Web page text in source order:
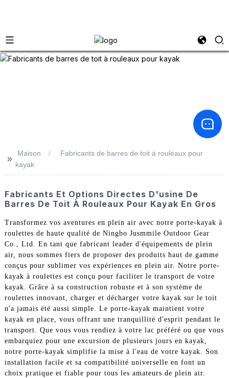
>> Maison
Fabricants de barres de toit à rouleaux pour
kayak
Fabricants Et Options Directes D'usine De
Barres De Toit À Rouleaux Pour Kayak En Gros
Transformez vos aventures en plein air avec notre porte-kayak à
roulettes de haute qualité de Ningbo Jusmmile Outdoor Gear
Co., Ltd. En tant que fabricant leader d'équipements de plein
air, nous sommes fiers de proposer des produits haut de gamme
conçus pour sublimer vos expériences en plein air. Notre porte-
kayak à roulettes est conçu pour faciliter le transport de votre
kayak. Grâce à sa construction robuste et à son système de
roulettes innovant, charger et décharger votre kayak sur le toit
n'a jamais été aussi simple. Le porte-kayak maintient votre
kayak en place, vous offrant une tranquillité d'esprit pendant le
transport. Que vous vous rendiez à votre lac préféré ou que vous
embarquiez pour une excursion de plusieurs jours en kayak,
notre porte-kayak simplifie la mise à l'eau de votre kayak. Son
installation facile et sa compatibilité universelle en font un
choix pratique et fiable pour tous les amateurs de plein air.